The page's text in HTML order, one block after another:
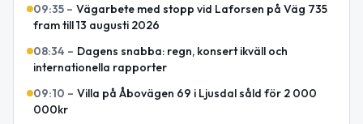
09:35 – Vägarbete med stopp vid Laforsen på Väg 735
fram till 13 augusti 2026
08:34 – Dagens snabba: regn, konsert ikväll och
internationella rapporter
09:10 – Villa på Åbovägen 69 i Ljusdal såld för 2 000
000kr